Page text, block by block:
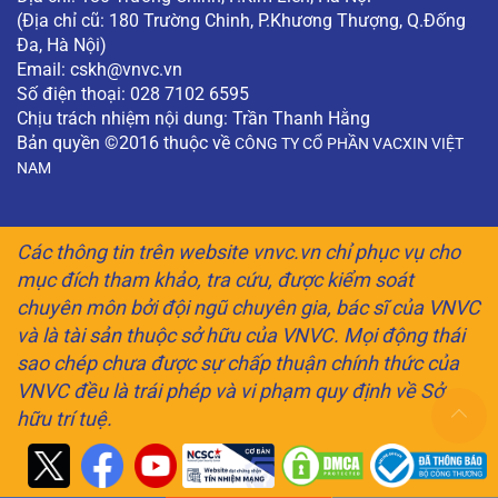
(Địa chỉ cũ: 180 Trường Chinh, P.Khương Thượng, Q.Đống
Đa, Hà Nội)
Email: cskh@vnvc.vn
Số điện thoại: 028 7102 6595
Chịu trách nhiệm nội dung: Trần Thanh Hằng
Bản quyền ©2016 thuộc về CÔNG TY CỔ PHẦN VACXIN VIỆT
NAM
Các thông tin trên website vnvc.vn chỉ phục vụ cho
mục đích tham khảo, tra cứu, được kiểm soát
chuyên môn bởi đội ngũ chuyên gia, bác sĩ của VNVC
và là tài sản thuộc sở hữu của VNVC. Mọi động thái
sao chép chưa được sự chấp thuận chính thức của
VNVC đều là trái phép và vi phạm quy định về Sở
hữu trí tuệ.